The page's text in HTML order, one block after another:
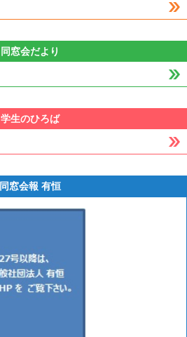
同窓会だより
学生のひろば
同窓会報 有恒